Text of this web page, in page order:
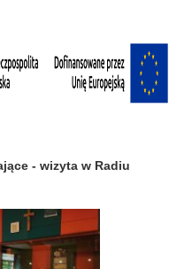
- wizyta w Radiu